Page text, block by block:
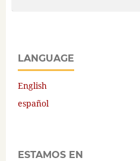
LANGUAGE
English
español
ESTAMOS EN